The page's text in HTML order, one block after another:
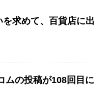
求めて、百貨店に出
ムの投稿が108回目に